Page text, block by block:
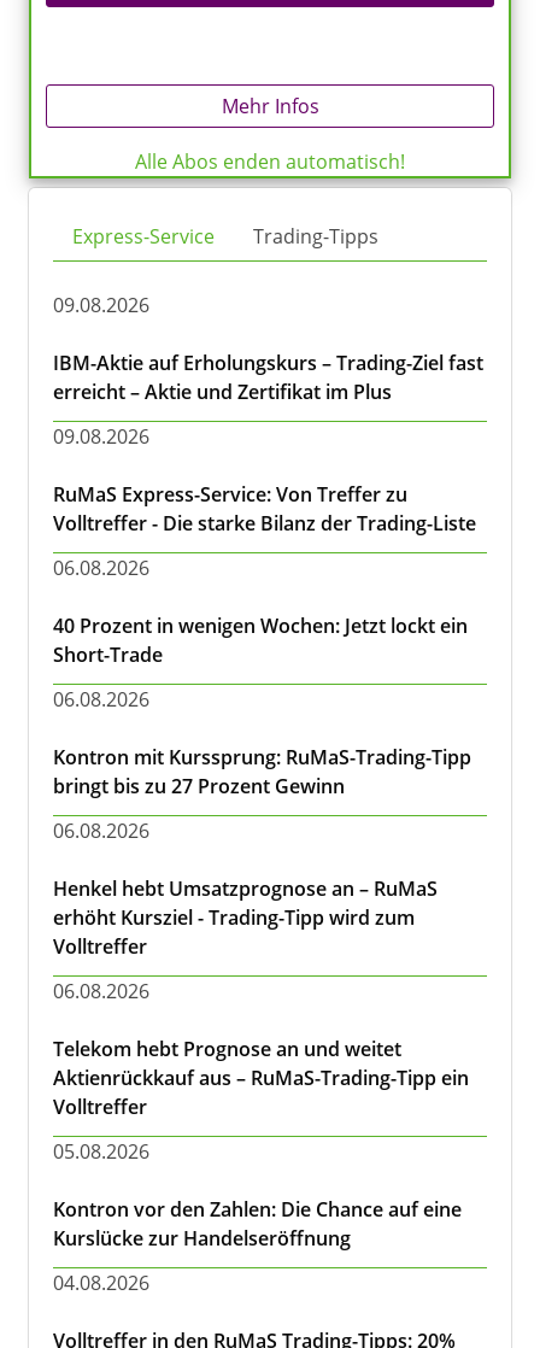
Mehr Infos
Alle Abos enden automatisch!
Express-Service Trading-Tipps
09.08.2026
IBM-Aktie auf Erholungskurs – Trading-Ziel fast
erreicht – Aktie und Zertifikat im Plus
09.08.2026
RuMaS Express-Service: Von Treffer zu
Volltreffer - Die starke Bilanz der Trading-Liste
06.08.2026
40 Prozent in wenigen Wochen: Jetzt lockt ein
Short-Trade
06.08.2026
Kontron mit Kurssprung: RuMaS-Trading-Tipp
bringt bis zu 27 Prozent Gewinn
06.08.2026
Henkel hebt Umsatzprognose an – RuMaS
erhöht Kursziel - Trading-Tipp wird zum
Volltreffer
06.08.2026
Telekom hebt Prognose an und weitet
Aktienrückkauf aus – RuMaS-Trading-Tipp ein
Volltreffer
05.08.2026
Kontron vor den Zahlen: Die Chance auf eine
Kurslücke zur Handelseröffnung
04.08.2026
Volltreffer in den RuMaS Trading-Tipps: 20%